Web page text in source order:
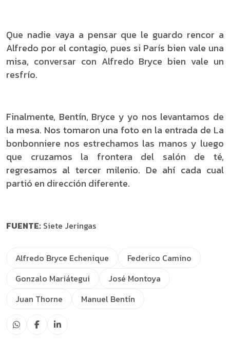
Que nadie vaya a pensar que le guardo rencor a
Alfredo por el contagio, pues si París bien vale una
misa, conversar con Alfredo Bryce bien vale un
resfrío.
Finalmente, Bentín, Bryce y yo nos levantamos de
la mesa. Nos tomaron una foto en la entrada de La
bonbonniere nos estrechamos las manos y luego
que cruzamos la frontera del salón de té,
regresamos al tercer milenio. De ahí cada cual
partió en dirección diferente.
FUENTE: Siete Jeringas
Alfredo Bryce Echenique
Federico Camino
Gonzalo Mariátegui
José Montoya
Juan Thorne
Manuel Bentín